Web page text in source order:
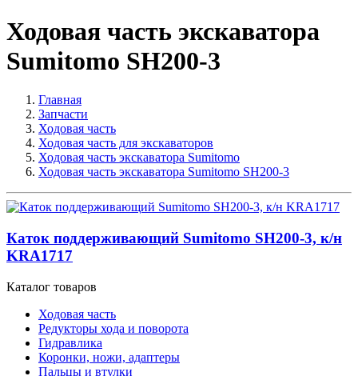
Ходовая часть экскаватора
Sumitomo SH200-3
Главная
Запчасти
Ходовая часть
Ходовая часть для экскаваторов
Ходовая часть экскаватора Sumitomo
Ходовая часть экскаватора Sumitomo SH200-3
Каток поддерживающий Sumitomo SH200-3, к/н
KRA1717
Каталог товаров
Ходовая часть
Редукторы хода и поворота
Гидравлика
Коронки, ножи, адаптеры
Пальцы и втулки